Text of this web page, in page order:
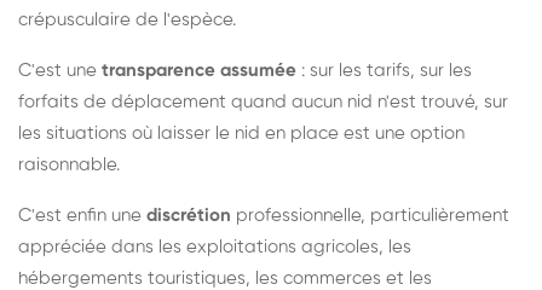
crépusculaire de l'espèce.
C'est une transparence assumée : sur les tarifs, sur les
forfaits de déplacement quand aucun nid n'est trouvé, sur
les situations où laisser le nid en place est une option
raisonnable.
C'est enfin une discrétion professionnelle, particulièrement
appréciée dans les exploitations agricoles, les
hébergements touristiques, les commerces et les